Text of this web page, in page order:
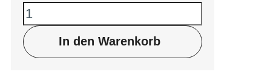
In den Warenkorb